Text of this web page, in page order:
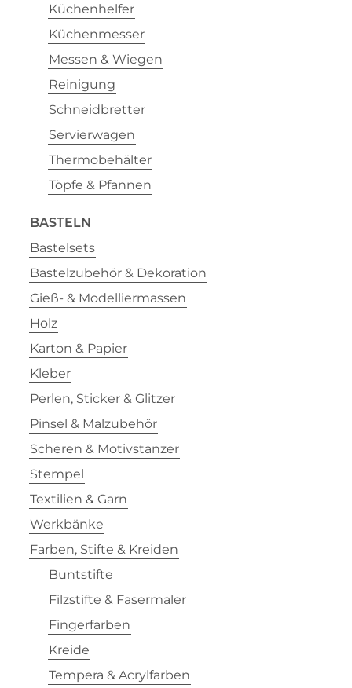
Küchenhelfer
Küchenmesser
Messen & Wiegen
Reinigung
Schneidbretter
Servierwagen
Thermobehälter
Töpfe & Pfannen
BASTELN
Bastelsets
Bastelzubehör & Dekoration
Gieß- & Modelliermassen
Holz
Karton & Papier
Kleber
Perlen, Sticker & Glitzer
Pinsel & Malzubehör
Scheren & Motivstanzer
Stempel
Textilien & Garn
Werkbänke
Farben, Stifte & Kreiden
Buntstifte
Filzstifte & Fasermaler
Fingerfarben
Kreide
Tempera & Acrylfarben